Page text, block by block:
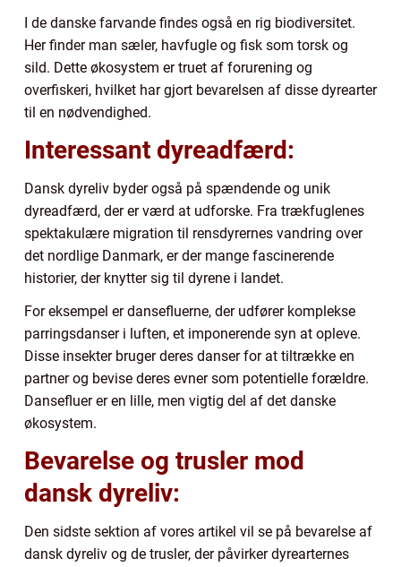
I de danske farvande findes også en rig biodiversitet.
Her finder man sæler, havfugle og fisk som torsk og
sild. Dette økosystem er truet af forurening og
overfiskeri, hvilket har gjort bevarelsen af disse dyrearter
til en nødvendighed.
Interessant dyreadfærd:
Dansk dyreliv byder også på spændende og unik
dyreadfærd, der er værd at udforske. Fra trækfuglenes
spektakulære migration til rensdyrernes vandring over
det nordlige Danmark, er der mange fascinerende
historier, der knytter sig til dyrene i landet.
For eksempel er dansefluerne, der udfører komplekse
parringsdanser i luften, et imponerende syn at opleve.
Disse insekter bruger deres danser for at tiltrække en
partner og bevise deres evner som potentielle forældre.
Dansefluer er en lille, men vigtig del af det danske
økosystem.
Bevarelse og trusler mod
dansk dyreliv:
Den sidste sektion af vores artikel vil se på bevarelse af
dansk dyreliv og de trusler, der påvirker dyrearternes